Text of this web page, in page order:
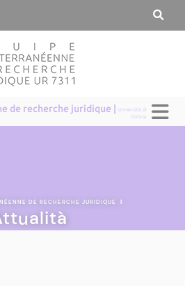
de recherche juridique |Università di
Corsica
DE RECHERCHE JURIDIQUE |